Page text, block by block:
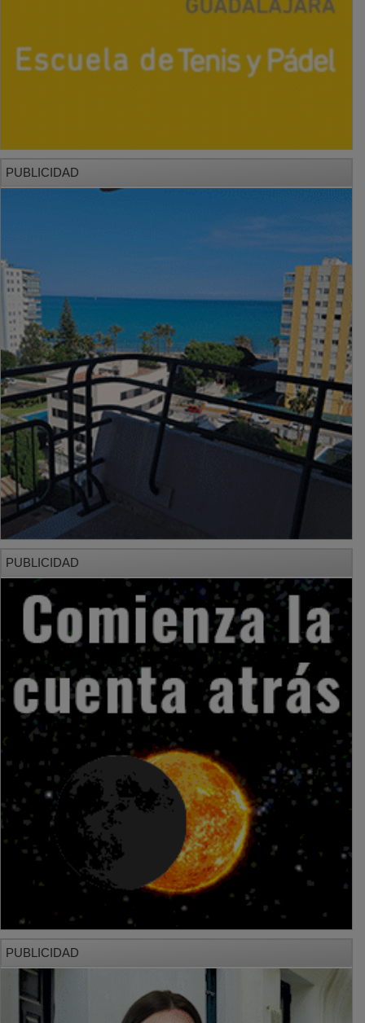
PUBLICIDAD
PUBLICIDAD
PUBLICIDAD